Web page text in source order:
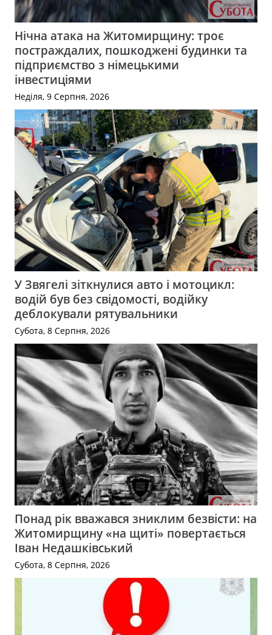
Нічна атака на Житомирщину: троє
постраждалих, пошкоджені будинки та
підприємство з німецькими
інвестиціями
Неділя, 9 Серпня, 2026
У Звягелі зіткнулися авто і мотоцикл:
водій був без свідомості, водійку
деблокували рятувальники
Субота, 8 Серпня, 2026
Понад рік вважався зниклим безвісти: на
Житомирщину «на щиті» повертається
Іван Недашківський
Субота, 8 Серпня, 2026